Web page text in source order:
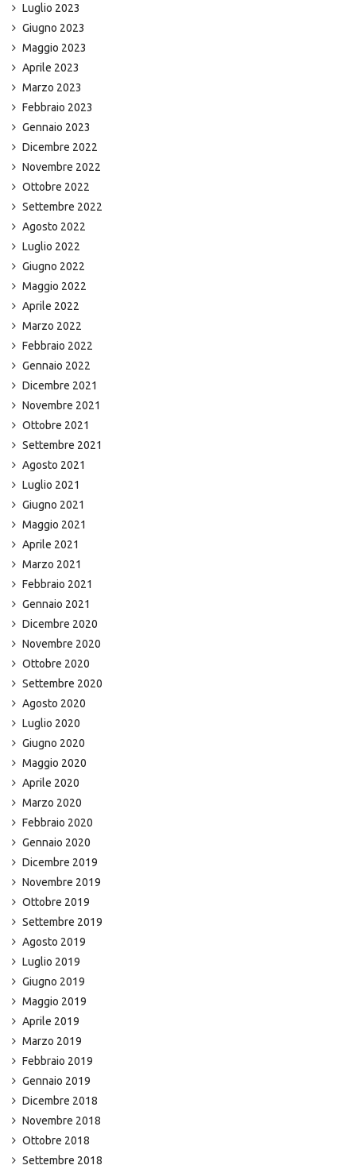
Luglio 2023
Giugno 2023
Maggio 2023
Aprile 2023
Marzo 2023
Febbraio 2023
Gennaio 2023
Dicembre 2022
Novembre 2022
Ottobre 2022
Settembre 2022
Agosto 2022
Luglio 2022
Giugno 2022
Maggio 2022
Aprile 2022
Marzo 2022
Febbraio 2022
Gennaio 2022
Dicembre 2021
Novembre 2021
Ottobre 2021
Settembre 2021
Agosto 2021
Luglio 2021
Giugno 2021
Maggio 2021
Aprile 2021
Marzo 2021
Febbraio 2021
Gennaio 2021
Dicembre 2020
Novembre 2020
Ottobre 2020
Settembre 2020
Agosto 2020
Luglio 2020
Giugno 2020
Maggio 2020
Aprile 2020
Marzo 2020
Febbraio 2020
Gennaio 2020
Dicembre 2019
Novembre 2019
Ottobre 2019
Settembre 2019
Agosto 2019
Luglio 2019
Giugno 2019
Maggio 2019
Aprile 2019
Marzo 2019
Febbraio 2019
Gennaio 2019
Dicembre 2018
Novembre 2018
Ottobre 2018
Settembre 2018